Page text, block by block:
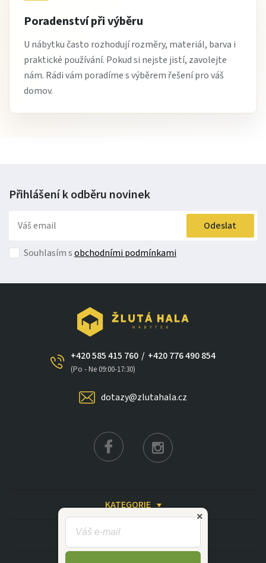
Poradenství při výběru
U nábytku často rozhodují rozměry, materiál, barva i
praktické používání. Pokud si nejste jistí, zavolejte
nám. Rádi vám poradíme s výběrem řešení pro váš
domov.
Přihlášení k odběru novinek
Odeslat
Souhlasím sobchodními podmínkami
+420 585 415 760
(Po - Ne 09:00-17:30)
/ +420 776 490 854
dotazy@zlutahala.cz
KATEGORIE
INFORMACE